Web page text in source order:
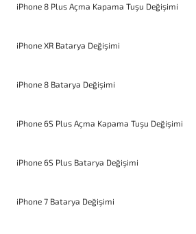
iPhone 8 Plus Açma Kapama Tuşu Değişimi
iPhone XR Batarya Değişimi
iPhone 8 Batarya Değişimi
iPhone 6S Plus Açma Kapama Tuşu Değişimi
iPhone 6S Plus Batarya Değişimi
iPhone 7 Batarya Değişimi